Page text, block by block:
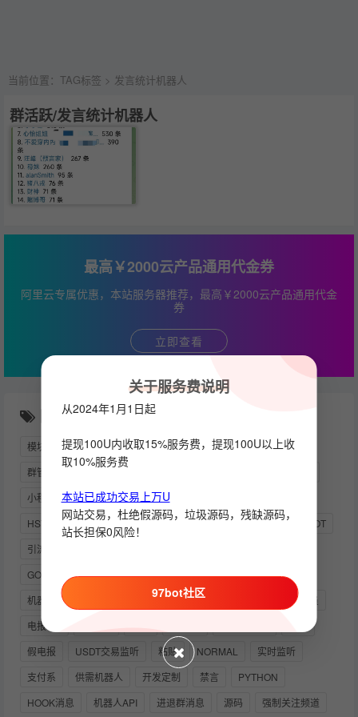
当前位置： TAG标签 > 发言统计机器人
群活跃/发言统计机器人
最高￥2000云产品通用代金券
阿里云专属优惠，本站服务器推荐，最高￥2000云产品通用代金
券
立即查看
随机推荐
模块化 群活跃机器人 交易所 PY下载
营销助手
群管机器人
能量
小程序
TG监听 搜索机器人
HSTOCK商城如何去运营以及商品的排名提升
关键词监听
BOT
引流
GOLANG
运营版本 TRONGRID
事件机器人
机器人源码
API_HASH
自动开通会员
电报VIP
假电报
USDT交易监听 粘贴 NORMAL
实时监听
支付系
供需机器人 开发定制 禁言
PYTHON
HOOK消息
机器人API 进退群消息 源码 强制关注频道
关于服务费说明
从2024年1月1日起
提现100U内收取15%服务费，提现100U以上收
取10%服务费
本站已成功交易上万U
网站交易，杜绝假源码，垃圾源码，残缺源码，
站长担保0风险！
97bot社区